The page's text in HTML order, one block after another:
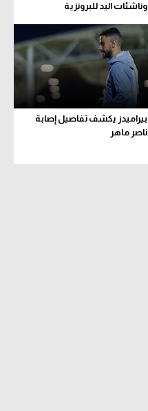
وناشئات اليد للبرونزية
بيراميدز يكشف تفاصيل إصابة
ناصر ماهر